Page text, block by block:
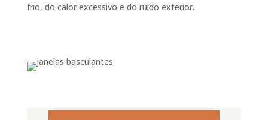
frio, do calor excessivo e do ruído exterior.